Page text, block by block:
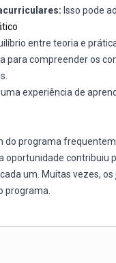
Isso pode
entre teoria e
para compreender os
experiência de
do programa
oportunidade contribuiu
um. Muitas vezes,
programa.